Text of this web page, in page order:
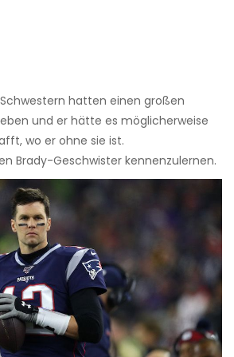
hatten einen großen
und er hätte es möglicherweise
wo er ohne sie ist.
Brady-Geschwister kennenzulernen.